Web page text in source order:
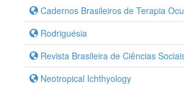
Cadernos Brasileiros de Terapia
Rodriguésia
Revista Brasileira de Ciências
Neotropical Ichthyology